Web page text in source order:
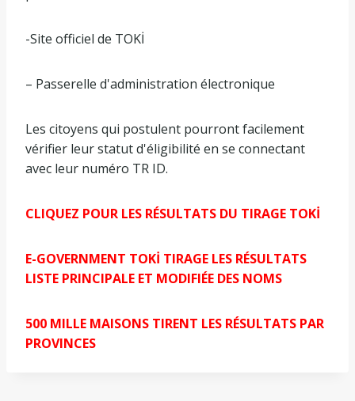
-Site officiel de TOKİ
– Passerelle d'administration électronique
Les citoyens qui postulent pourront facilement
vérifier leur statut d'éligibilité en se connectant
avec leur numéro TR ID.
CLIQUEZ POUR LES RÉSULTATS DU TIRAGE TOKİ
E-GOVERNMENT TOKİ TIRAGE LES RÉSULTATS
LISTE PRINCIPALE ET MODIFIÉE DES NOMS
500 MILLE MAISONS TIRENT LES RÉSULTATS PAR
PROVINCES